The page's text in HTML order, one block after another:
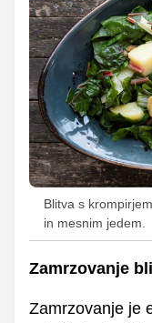
Blitva s
in mesnim jedem.
Zamrzovanje
Zamrzovanje je